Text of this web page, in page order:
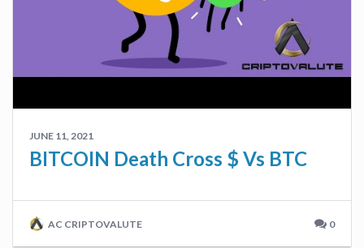
JUNE 11, 2021
BITCOIN Death Cross $ Vs BTC
AC CRIPTOVALUTE 0